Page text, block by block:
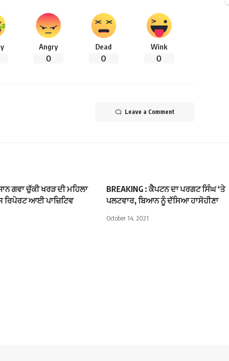
Angry
0
Dead
0
Wink
0
Leave a Comment
ਗਵਾ ਚੁੱਕੀ ਖਰੜ ਦੀ ਮਹਿਲਾ
ਰਿਪੋਰਟ ਆਈ ਪਾਜ਼ਿਟਿਵ
BREAKING : ਕੈਪਟਨ ਦਾ ਪਰਗਟ ਸਿੰਘ ‘ਤੇ
ਪਲਟਵਾਰ, ਬਿਆਨ ਨੂੰ ਦੱਸਿਆ ਹਾਸੋਹੀਣਾ
October 14, 2021